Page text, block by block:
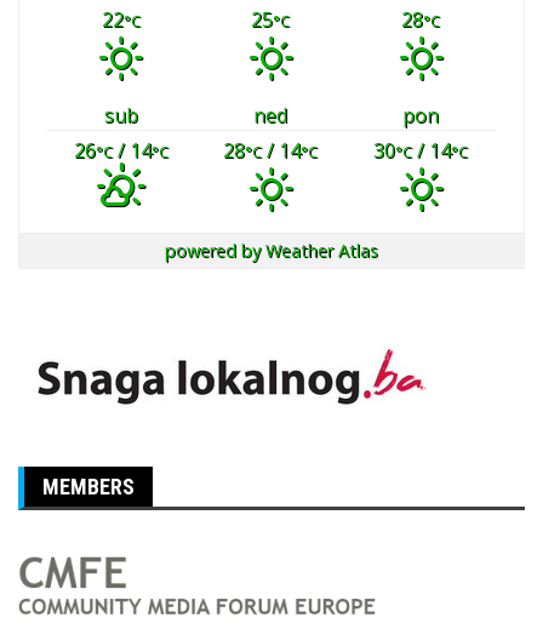
22°C 25°C 28°C
sub ned
pon
26°C/ 14°C 28°C/ 14°C 30°C/ 14°C
powered byWeather Atlas
MEMBERS